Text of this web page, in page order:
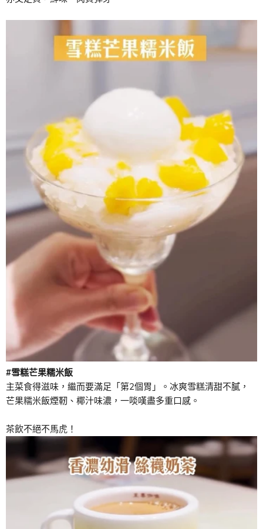
#雪糕芒果糯米飯
主菜食得滋味，繼而要滿足「第2個胃」。冰爽雪糕清甜不膩，
芒果糯米飯煙靭、椰汁味濃，一啖嘆盡多重口感。
茶飲不絕不馬虎！